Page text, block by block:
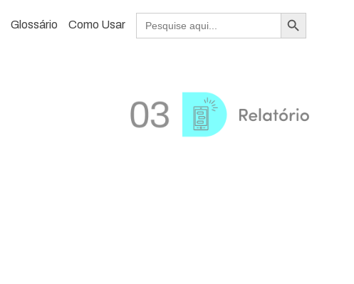
Glossário Como Usar
Search
Search Button